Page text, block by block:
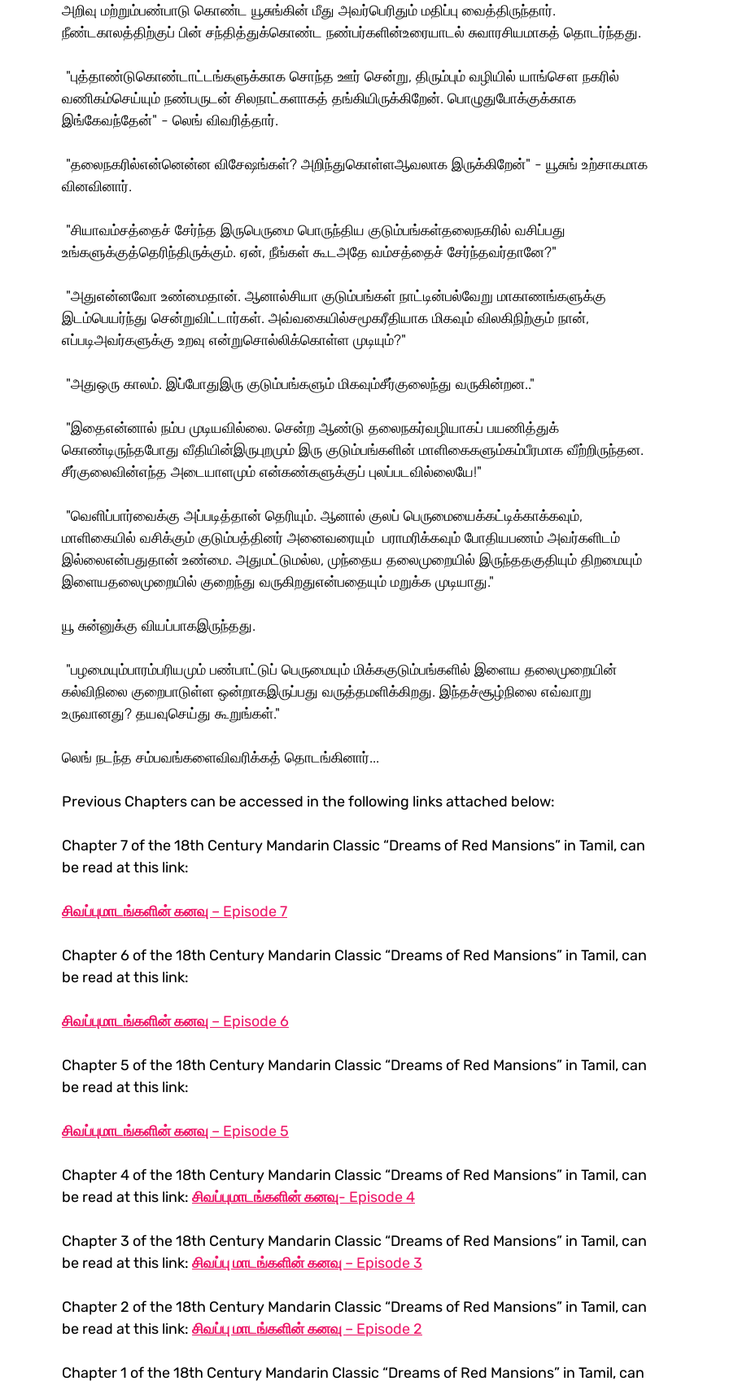
அறிவு மற்றும்பண்பாடு கொண்ட யூசுங்கின் மீது அவர்பெரிதும் மதிப்பு வைத்திருந்தார்.
நீண்டகாலத்திற்குப் பின் சந்தித்துக்கொண்ட நண்பர்களின்உரையாடல் சுவாரசியமாகத் தொடர்ந்தது.
வணிகம்செய்யும் நண்பருடன் சிலநாட்களாகத் தங்கியிருக்கிறேன். பொழுதுபோக்குக்காக
இங்கேவந்தேன்" - லெங் விவரித்தார்.
வினவினார்.
உங்களுக்குத்தெரிந்திருக்கும். ஏன், நீங்கள் கூடஅதே வம்சத்தைச் சேர்ந்தவர்தானே?"
இடம்பெயர்ந்து சென்றுவிட்டார்கள். அவ்வகையில்சமூகரீதியாக மிகவும் விலகிநிற்கும் நான்,
எப்படிஅவர்களுக்கு உறவு என்றுசொல்லிக்கொள்ள முடியும்?"
"அதுஒரு காலம். இப்போதுஇரு குடும்பங்களும் மிகவும்சீர்குலைந்து வருகின்றன.."
கொண்டிருந்தபோது வீதியின்இருபுறமும் இரு குடும்பங்களின் மாளிகைகளும்கம்பீரமாக வீற்றிருந்தன.
சீர்குலைவின்எந்த அடையாளமும் என்கண்களுக்குப் புலப்படவில்லையே!"
மாளிகையில் வசிக்கும் குடும்பத்தினர் அனைவரையும்  பராமரிக்கவும் போதியபணம் அவர்களிடம்
இல்லைஎன்பதுதான் உண்மை. அதுமட்டுமல்ல, முந்தைய தலைமுறையில் இருந்ததகுதியும் திறமையும்
இளையதலைமுறையில் குறைந்து வருகிறதுஎன்பதையும் மறுக்க முடியாது."
யூ சுன்னுக்கு வியப்பாகஇருந்தது.
கல்விநிலை குறைபாடுள்ள ஒன்றாகஇருப்பது வருத்தமளிக்கிறது. இந்தச்சூழ்நிலை எவ்வாறு
உருவானது? தயவுசெய்து கூறுங்கள்."
லெங் நடந்த சம்பவங்களைவிவரிக்கத் தொடங்கினார்...
Previous Chapters can be accessed in the following links attached below:
Chapter 7 of the 18th Century Mandarin Classic “Dreams of Red Mansions” in Tamil, can
be read at this link:
சிவப்புமாடங்களின் கனவு – Episode 7
Chapter 6 of the 18th Century Mandarin Classic “Dreams of Red Mansions” in Tamil, can
be read at this link:
சிவப்புமாடங்களின் கனவு – Episode 6
Chapter 5 of the 18th Century Mandarin Classic “Dreams of Red Mansions” in Tamil, can
be read at this link:
சிவப்புமாடங்களின் கனவு – Episode 5
Chapter 4 of the 18th Century Mandarin Classic “Dreams of Red Mansions” in Tamil, can
be read at this link: சிவப்புமாடங்களின் கனவு- Episode 4
Chapter 3 of the 18th Century Mandarin Classic “Dreams of Red Mansions” in Tamil, can
be read at this link: சிவப்பு மாடங்களின் கனவு – Episode 3
Chapter 2 of the 18th Century Mandarin Classic “Dreams of Red Mansions” in Tamil, can
be read at this link: சிவப்பு மாடங்களின் கனவு – Episode 2
Chapter 1 of the 18th Century Mandarin Classic “Dreams of Red Mansions” in Tamil, can